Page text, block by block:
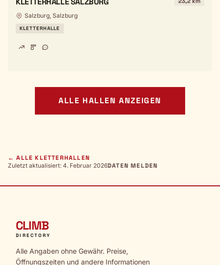
Salzburg, Salzburg
KLETTERHALLE
ALLE HALLEN ANZEIGEN
← ALLE KLETTERHALLEN
Zuletzt aktualisiert: 4. Februar 2026DATEN MELDEN
CLIMB
DIRECTORY
Alle Angaben ohne Gewähr. Preise,
Öffnungszeiten und andere Informationen